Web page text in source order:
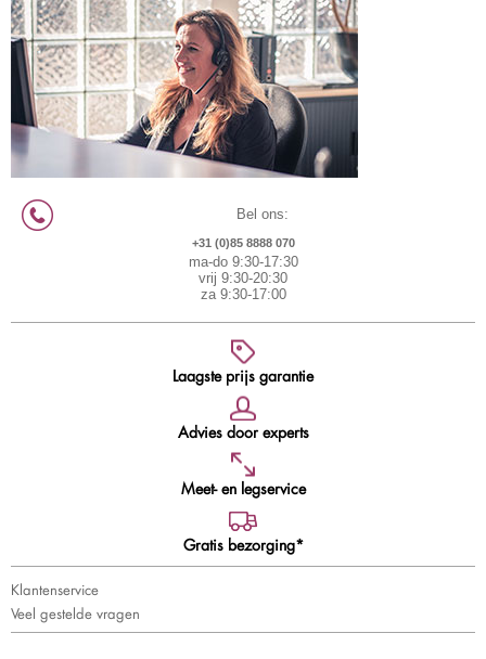
Bel ons:
+31 (0)85 8888 070
ma-do 9:30-17:30
vrij 9:30-20:30
za 9:30-17:00
Laagste prijs garantie
Advies door experts
Meet- en legservice
Gratis bezorging*
Klantenservice
Veel gestelde vragen